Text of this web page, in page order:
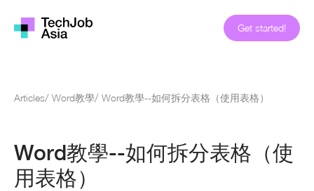
Get started!
Articles/ Word教學/ Word教學--如何拆分表格（使用表格）
Word教學--如何拆分表格（使
用表格）